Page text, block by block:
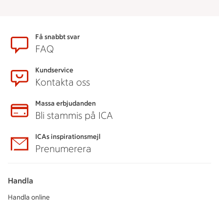
SidfotFå snabbt svar
FAQ
Kundservice
Kontakta oss
Massa erbjudanden
Bli stammis på ICA
ICAs inspirationsmejl
Prenumerera
Handla
Handla online